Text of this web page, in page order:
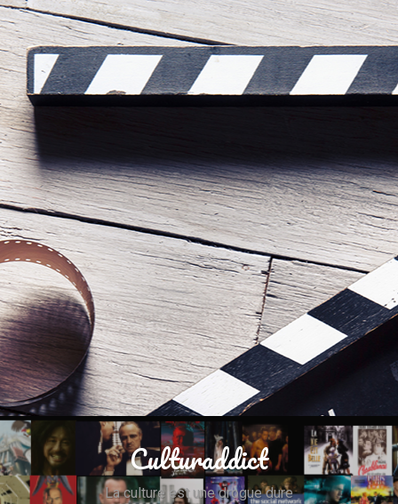
Culturaddict
La culture est une drogue dure